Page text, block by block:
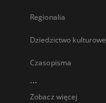
Regionalia
Dziedzictwo kulturowe
Czasopisma
...
Zobacz więcej